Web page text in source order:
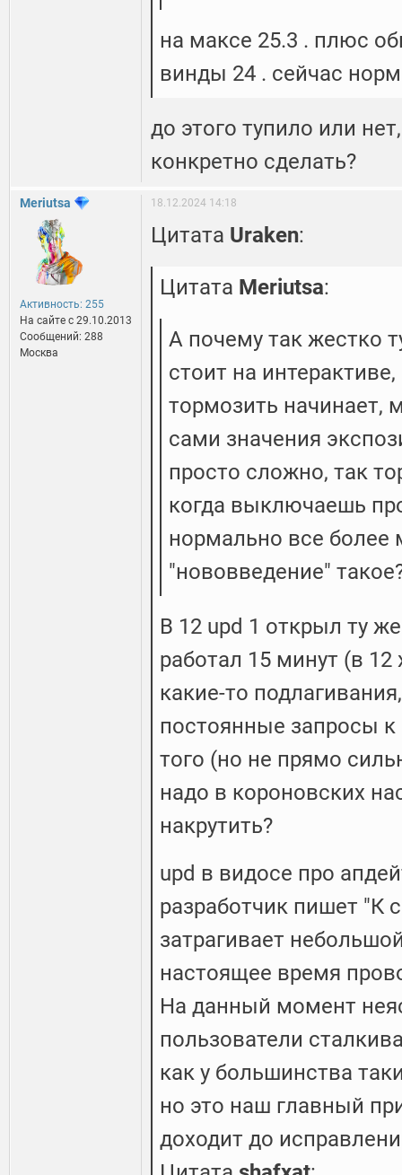
на максе 25.3 . плюс
винды 24 . сейчас
до этого тупило или
конкретно сделать?
Meriutsa
Активность: 255
На сайте c 29.10.2013
Сообщений: 288
Москва
18.12.2024 14:18
Цитата Uraken:
Цитата Meriutsa:
А почему так жестко
стоит на
тормозить начинает,
сами значения
просто сложно, так
когда выключаешь
нормально все более
"нововведение"
В 12 upd 1 открыл ту
работал 15 минут (в
какие-то
постоянные запросы к
того (но не прямо
надо в короновских
накрутить?
upd в видосе про
разработчик пишет "К
затрагивает
настоящее время
На данный момент
пользователи
как у большинства
но это наш главный
доходит до